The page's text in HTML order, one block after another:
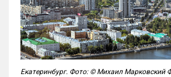
Екатеринбург. Фото: © Михаил Марковский